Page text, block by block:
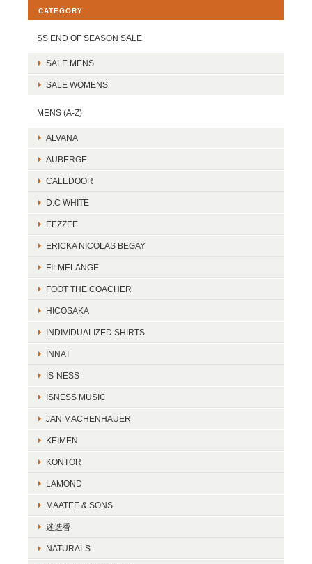
CATEGORY
SS END OF SEASON SALE
SALE MENS
SALE WOMENS
MENS (A-Z)
ALVANA
AUBERGE
CALEDOOR
D.C WHITE
EEZZEE
ERICKA NICOLAS BEGAY
FILMELANGE
FOOT THE COACHER
HICOSAKA
INDIVIDUALIZED SHIRTS
INNAT
IS-NESS
ISNESS MUSIC
JAN MACHENHAUER
KEIMEN
KONTOR
LAMOND
MAATEE & SONS
迷迭香
NATURALS